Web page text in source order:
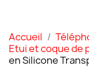
Accueil
Etui et coque de
en Silicone